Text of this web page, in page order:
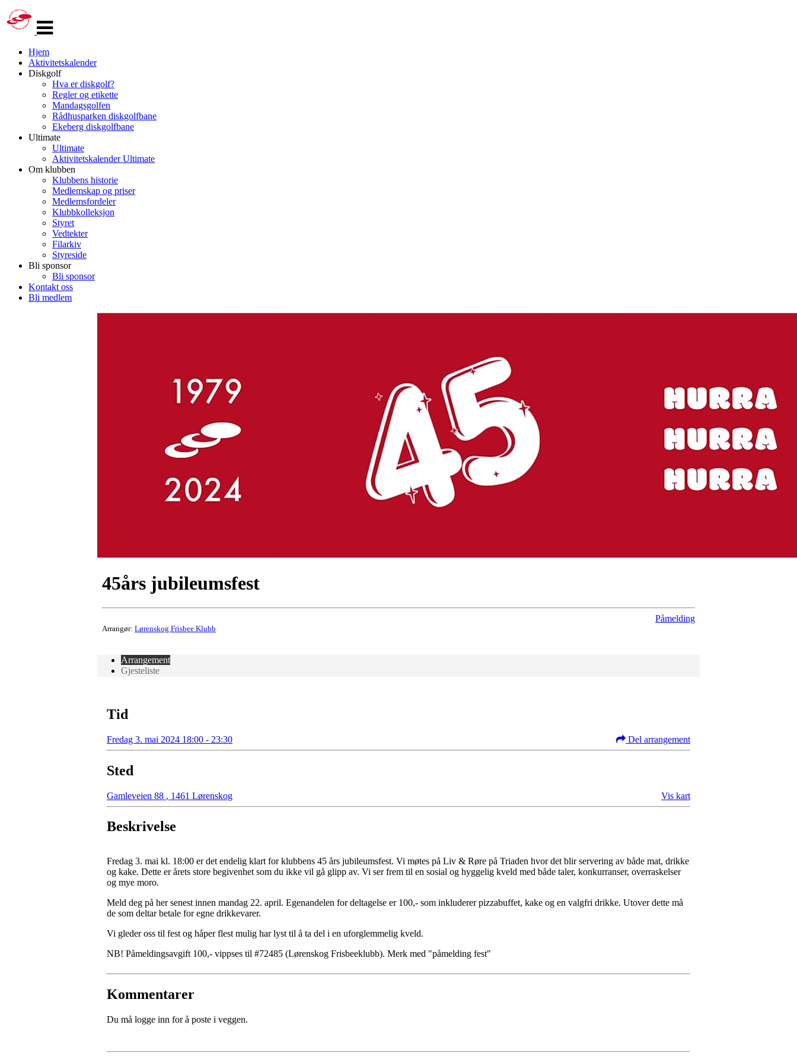
navigasjon
Hjem
Aktivitetskalender
Diskgolf
Hva er diskgolf?
Regler og etikette
Mandagsgolfen
Rådhusparken diskgolfbane
Ekeberg diskgolfbane
Ultimate
Ultimate
Aktivitetskalender Ultimate
Om klubben
Klubbens historie
Medlemskap og priser
Medlemsfordeler
Klubbkolleksjon
Styret
Vedtekter
Filarkiv
Styreside
Bli sponsor
Bli sponsor
Kontakt oss
Bli medlem
45års jubileumsfest
Arrangør: Lørenskog Frisbee Klubb
Påmelding
Arrangement
Gjesteliste
Tid
Fredag 3. mai 2024 18:00 - 23:30 Del arrangement
Sted
Gamleveien 88 , 1461 Lørenskog Vis kart
Beskrivelse
Fredag 3. mai kl. 18:00 er det endelig klart for klubbens 45 års jubileumsfest. Vi møtes på Liv & Røre på Triaden hvor det blir servering av både mat, drikke
og kake. Dette er årets store begivenhet som du ikke vil gå glipp av. Vi ser frem til en sosial og hyggelig kveld med både taler, konkurranser, overraskelser
og mye moro.
Meld deg på her senest innen mandag 22. april. Egenandelen for deltagelse er 100,- som inkluderer pizzabuffet, kake og en valgfri drikke. Utover dette må
de som deltar betale for egne drikkevarer.
Vi gleder oss til fest og håper flest mulig har lyst til å ta del i en uforglemmelig kveld.
NB! Påmeldingsavgift 100,- vippses til #72485 (Lørenskog Frisbeeklubb). Merk med "påmelding fest"
Kommentarer
Du må logge inn for å poste i veggen.